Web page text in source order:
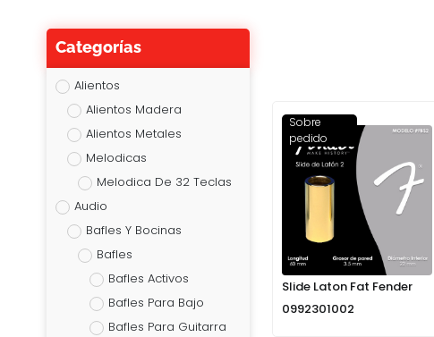
Categorías
Alientos
Alientos Madera
Alientos Metales
Melodicas
Melodica De 32 Teclas
Audio
Bafles Y Bocinas
Bafles
Bafles Activos
Bafles Para Bajo
Bafles Para Guitarra
Sobre
pedido
Slide Laton Fat Fender
0992301002